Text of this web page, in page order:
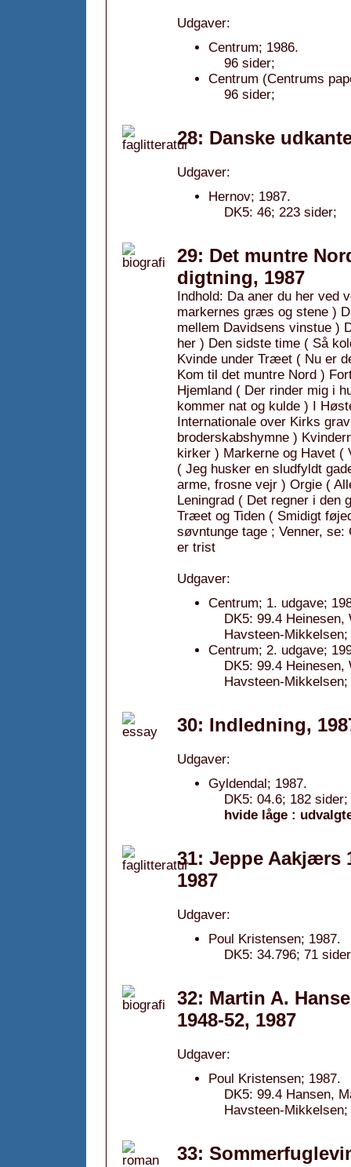
Udgaver:
Centrum; 1986.
96 sider;
Centrum (Centrums
96 sider;
28: Danske
Udgaver:
Hernov; 1987.
DK5: 46; 223 sider;
29: Det muntre
digtning, 1987
Indhold: Da aner du her ved
markernes græs og stene )
mellem Davidsens vinstue )
her ) Den sidste time ( Så
Kvinde under Træet ( Nu er
Kom til det muntre Nord )
Hjemland ( Der rinder mig i
kommer nat og kulde ) I
Internationale over Kirks
broderskabshymne )
kirker ) Markerne og Havet
( Jeg husker en sludfyldt
arme, frosne vejr ) Orgie (
Leningrad ( Det regner i den
Træet og Tiden ( Smidigt
søvntunge tage ; Venner,
er trist
Udgaver:
Centrum; 1. udgave;
DK5: 99.4
Havsteen-Mikkelsen;
Centrum; 2. udgave;
DK5: 99.4
Havsteen-Mikkelsen;
30: Indledning,
Udgaver:
Gyldendal; 1987.
DK5: 04.6; 182
hvide låge :
31: Jeppe Aakjærs
1987
Udgaver:
Poul Kristensen; 1987.
DK5: 34.796; 71
32: Martin A.
1948-52, 1987
Udgaver:
Poul Kristensen; 1987.
DK5: 99.4 Hansen,
Havsteen-Mikkelsen;
33: